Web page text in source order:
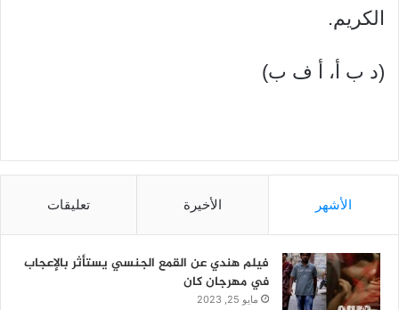
الكريم.
(د ب أ، أ ف ب)
الأشهر الأخيرة تعليقات
فيلم هندي عن القمع الجنسي يستأثر بالإعجاب
في مهرجان كان
مايو 25, 2023